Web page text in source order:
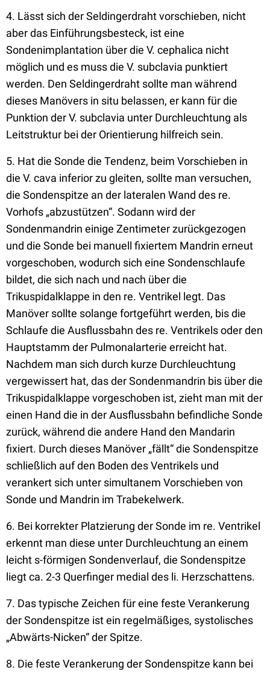
4. Lässt sich der Seldingerdraht vorschieben, nicht
aber das Einführungsbesteck, ist eine
Sondenimplantation über die V. cephalica nicht
möglich und es muss die V. subclavia punktiert
werden. Den Seldingerdraht sollte man während
dieses Manövers in situ belassen, er kann für die
Punktion der V. subclavia unter Durchleuchtung als
Leitstruktur bei der Orientierung hilfreich sein.
5. Hat die Sonde die Tendenz, beim Vorschieben in
die V. cava inferior zu gleiten, sollte man versuchen,
die Sondenspitze an der lateralen Wand des re.
Vorhofs „abzustützen“. Sodann wird der
Sondenmandrin einige Zentimeter zurückgezogen
und die Sonde bei manuell fixiertem Mandrin erneut
vorgeschoben, wodurch sich eine Sondenschlaufe
bildet, die sich nach und nach über die
Trikuspidalklappe in den re. Ventrikel legt. Das
Manöver sollte solange fortgeführt werden, bis die
Schlaufe die Ausflussbahn des re. Ventrikels oder den
Hauptstamm der Pulmonalarterie erreicht hat.
Nachdem man sich durch kurze Durchleuchtung
vergewissert hat, das der Sondenmandrin bis über die
Trikuspidalklappe vorgeschoben ist, zieht man mit der
einen Hand die in der Ausflussbahn befindliche Sonde
zurück, während die andere Hand den Mandarin
fixiert. Durch dieses Manöver „fällt“ die Sondenspitze
schließlich auf den Boden des Ventrikels und
verankert sich unter simultanem Vorschieben von
Sonde und Mandrin im Trabekelwerk.
6. Bei korrekter Platzierung der Sonde im re. Ventrikel
erkennt man diese unter Durchleuchtung an einem
leicht s-förmigen Sondenverlauf, die Sondenspitze
liegt ca. 2-3 Querfinger medial des li. Herzschattens.
7. Das typische Zeichen für eine feste Verankerung
der Sondenspitze ist ein regelmäßiges, systolisches
„Abwärts-Nicken“ der Spitze.
8. Die feste Verankerung der Sondenspitze kann bei